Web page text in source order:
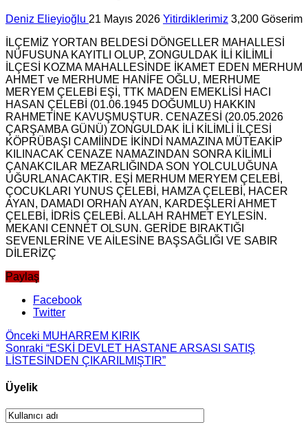
Deniz Elieyioğlu 21 Mayıs 2026 Yitirdiklerimiz 3,200 Göserim
İLÇEMİZ YORTAN BELDESİ DÖNGELLER MAHALLESİ
NÜFUSUNA KAYITLI OLUP, ZONGULDAK İLİ KİLİMLİ
İLÇESİ KOZMA MAHALLESİNDE İKAMET EDEN MERHUM
AHMET ve MERHUME HANİFE OĞLU, MERHUME
MERYEM ÇELEBİ EŞİ, TTK MADEN EMEKLİSİ HACI
HASAN ÇELEBİ (01.06.1945 DOĞUMLU) HAKKIN
RAHMETİNE KAVUŞMUŞTUR. CENAZESİ (20.05.2026
ÇARŞAMBA GÜNÜ) ZONGULDAK İLİ KİLİMLİ İLÇESİ
KÖPRÜBAŞI CAMİİNDE İKİNDİ NAMAZINA MÜTEAKİP
KILINACAK CENAZE NAMAZINDAN SONRA KİLİMLİ
ÇANAKCILAR MEZARLIĞINDA SON YOLCULUĞUNA
UĞURLANACAKTIR. EŞİ MERHUM MERYEM ÇELEBİ,
ÇOCUKLARI YUNUS ÇELEBİ, HAMZA ÇELEBİ, HACER
AYAN, DAMADI ORHAN AYAN, KARDEŞLERİ AHMET
ÇELEBİ, İDRİS ÇELEBİ. ALLAH RAHMET EYLESİN.
MEKANI CENNET OLSUN. GERİDE BIRAKTIĞI
SEVENLERİNE VE AİLESİNE BAŞSAĞLIĞI VE SABIR
DİLERİZÇ
Paylaş
Facebook
Twitter
Önceki MUHARREM KIRIK
Sonraki “ESKİ DEVLET HASTANE ARSASI SATIŞ
LİSTESİNDEN ÇIKARILMIŞTIR”
Üyelik